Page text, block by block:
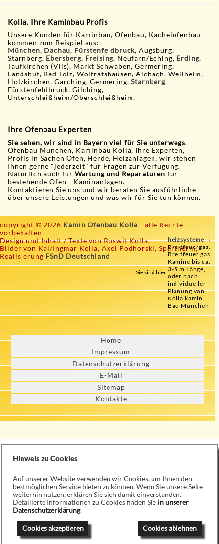
Kolla, Ihre Kaminbau Profis
Unsere Kunden für Kaminbau, Ofenbau, Kachelofenbau
kommen zum Beispiel aus:
München, Dachau, Fürstenfeldbruck, Augsburg,
Starnberg, Ebersberg, Freising, Neufarn/Eching, Erding,
Taufkirchen (Vils), Markt Schwaben, Germering,
Landshut, Bad Tölz, Wolfratshausen, Aichach, Weilheim,
Holzkirchen, Garching, Germering,Starnberg,
Fürstenfeldbruck, Gilching,
Unterschleißheim/Oberschleißheim.
Ihre Ofenbau Experten
Sie sehen, wir sind in Bayern viel für Sie unterwegs.
Ofenbau München, Kaminbau Kolla, Ihre Experten,
Profis in Sachen Öfen, Herde, Heizanlagen, wir stehen
Ihnen gerne "jederzeit" für Fragen zur Verfügung.
Natürlich auch fürWartung und Reparaturen für
bestehende Ofen - Kaminanlagen.
Kontaktieren Sie uns und wir beraten Sie ausführlicher
über unsere Leistungen und was wir für Sie tun können.
copyright © 2026 Kamin Ofenbau Kolla - alle Rechte
vorbehalten
Design und Inhalt / Texte von Roswit Kolla,
Bilder von Kai/Ingmar Kolla, Axel Podhorski, Spartherm,
Realisierung FSnD Deutschland
Sie sind hier:
heizsysteme
Breitfeuergas,
Breitfeuer gas
Kamine bis ca.
3-5 m Länge,
oder nach
individueller
Planung von
Kolla kamin
Bau München
Home
Impressum
Datenschutzerklärung
E-Mail
Sitemap
Kontakte
Hinweis zu Cookies
Auf unserer Website verwenden wir Cookies, um Ihnen den
bestmöglichen Service bieten zu können. Wenn Sie unsere Seite
weiterhin nutzen, erklären Sie sich damit einverstanden.
Detailierte Informationen zu Cookies finden Sie in unserer
Datenschutzerklärung
Cookies ablehnen
Cookies akzeptieren